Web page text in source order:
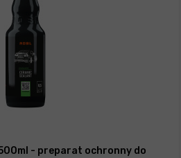
- preparat ochronny do